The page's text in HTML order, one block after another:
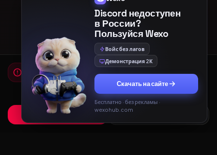
Мы используем cookies
Для работы сайта и показа рекламы мы используем
cookies. Продолжая использовать сайт, вы соглашаетесь с
Политикой конфиденциальностииПользовательским
соглашением.
Принять Только необходимые
Discord недоступен
в России?
Пользуйся Wexo
Войс без лагов
Демонстрация 2К
Скачать на сайте
Бесплатно · без рекламы ·
wexohub.com